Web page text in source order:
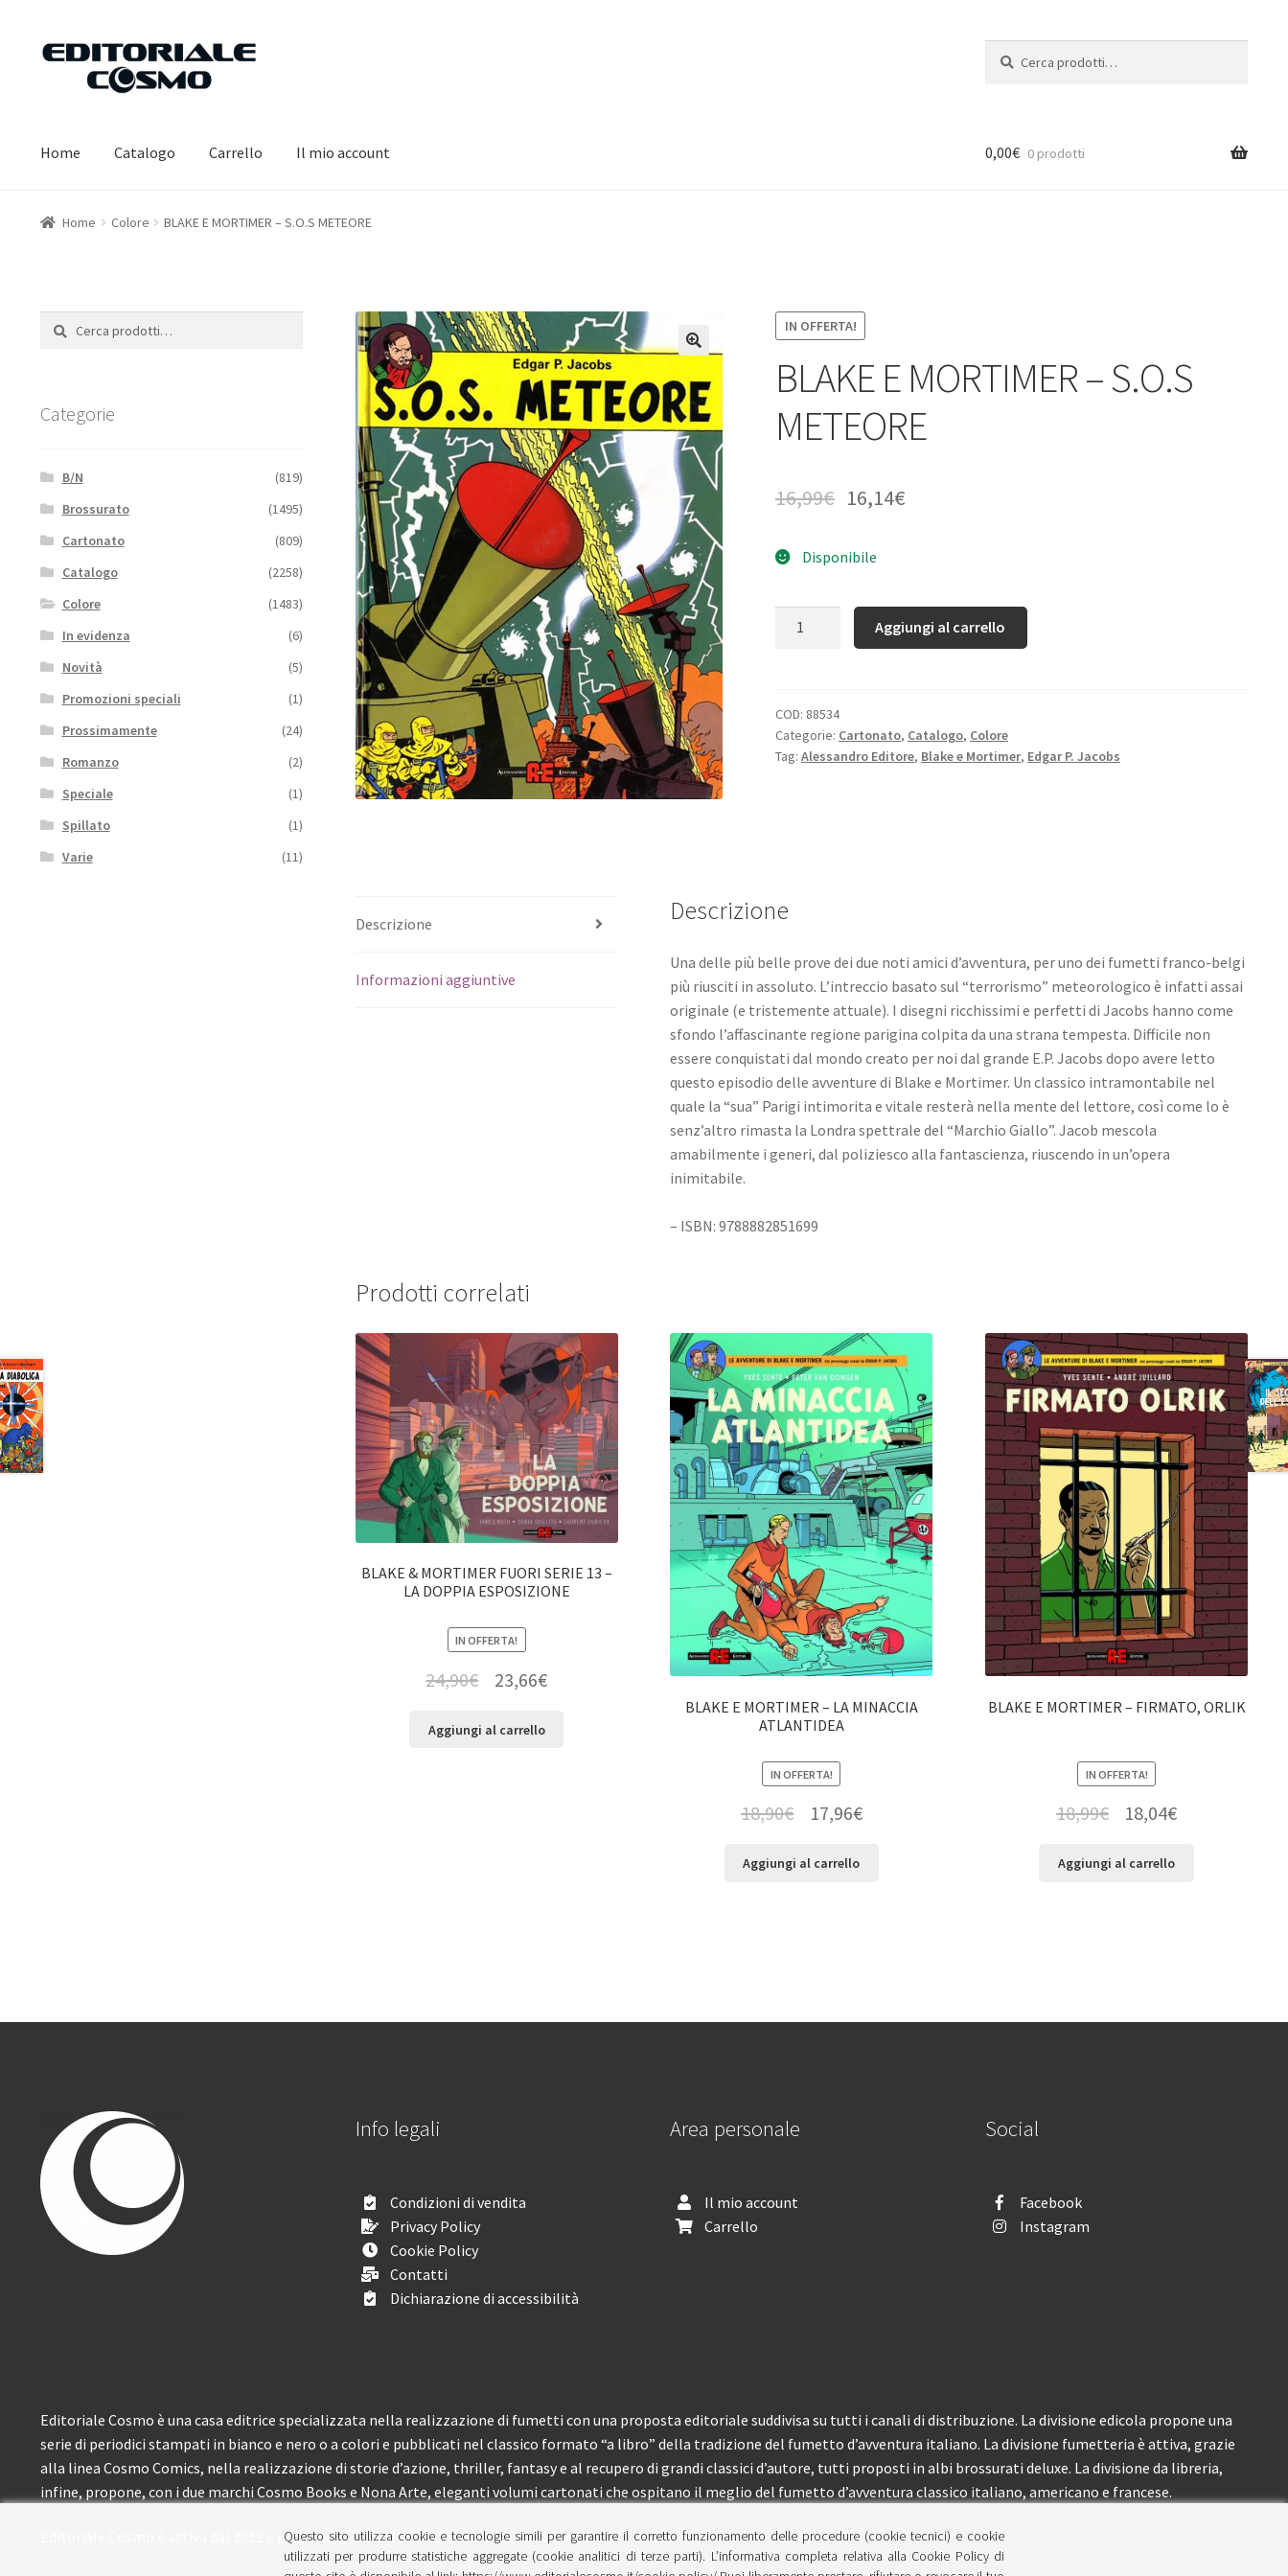
Vai
navigazione
Vai
Home Catalogo Carrello Il mio account 0,00€ 0 prodotti
Home Colore BLAKE E MORTIMER – S.O.S METEORE
IN OFFERTA!
BLAKE E MORTIMER – S.O.S
METEORE
16,99€ 16,14€
Disponibile
Aggiungi al carrello
COD: 88534
Categorie: Cartonato, Catalogo, Colore
Tag: Alessandro Editore, Blake e Mortimer, Edgar P. Jacobs
Descrizione
Informazioni aggiuntive
Descrizione
Una delle più belle prove dei due noti amici d’avventura, per uno dei fumetti franco-belgi
più riusciti in assoluto. L’intreccio basato sul “terrorismo” meteorologico è infatti assai
originale (e tristemente attuale). I disegni ricchissimi e perfetti di Jacobs hanno come
sfondo l’affascinante regione parigina colpita da una strana tempesta. Difficile non
essere conquistati dal mondo creato per noi dal grande E.P. Jacobs dopo avere letto
questo episodio delle avventure di Blake e Mortimer. Un classico intramontabile nel
quale la “sua” Parigi intimorita e vitale resterà nella mente del lettore, così come lo è
senz’altro rimasta la Londra spettrale del “Marchio Giallo”. Jacob mescola
amabilmente i generi, dal poliziesco alla fantascienza, riuscendo in un’opera
inimitabile.
– ISBN: 9788882851699
Prodotti correlati
BLAKE & MORTIMER FUORI SERIE 13 –
LA DOPPIA ESPOSIZIONE
IN OFFERTA!
24,90€ 23,66€
Aggiungi al carrello
BLAKE E MORTIMER – LA MINACCIA
ATLANTIDEA
IN OFFERTA!
18,90€ 17,96€
Aggiungi al carrello
BLAKE E MORTIMER – FIRMATO, ORLIK
IN OFFERTA!
18,99€ 18,04€
Aggiungi al carrello
Cerca:
Cerca
Categorie
B/N
(819)
Brossurato
(1495)
Cartonato
(809)
Catalogo
(2258)
Colore
(1483)
In evidenza
(6)
Novità
(5)
Promozioni speciali
(1)
Prossimamente
(24)
Romanzo
(2)
Speciale
(1)
Spillato
(1)
Varie
(11)
Info legali
Condizioni di vendita
Privacy Policy
Cookie Policy
Contatti
Dichiarazione di accessibilità
Area personale
Il mio account
Carrello
Social
Facebook
Instagram
Editoriale Cosmo è una casa editrice specializzata nella realizzazione di fumetti con una proposta editoriale suddivisa su tutti i canali di distribuzione. La divisione edicola propone una
serie di periodici stampati in bianco e nero o a colori e pubblicati nel classico formato “a libro” della tradizione del fumetto d’avventura italiano. La divisione fumetteria è attiva, grazie
alla linea Cosmo Comics, nella realizzazione di storie d’azione, thriller, fantasy e al recupero di grandi classici d’autore, tutti proposti in albi brossurati deluxe. La divisione da libreria,
infine, propone, con i due marchi Cosmo Books e Nona Arte, eleganti volumi cartonati che ospitano il meglio del fumetto d’avventura classico italiano, americano e francese.
Editoriale Cosmo è attiva dal 2012 e propone ai lettori circa 150 pubblicazioni l’anno.
Questo sito utilizza cookie e tecnologie simili per garantire il corretto funzionamento delle procedure (cookie tecnici) e cookie
utilizzati per produrre statistiche aggregate (cookie analitici di terze parti). L’informativa completa relativa alla Cookie Policy di